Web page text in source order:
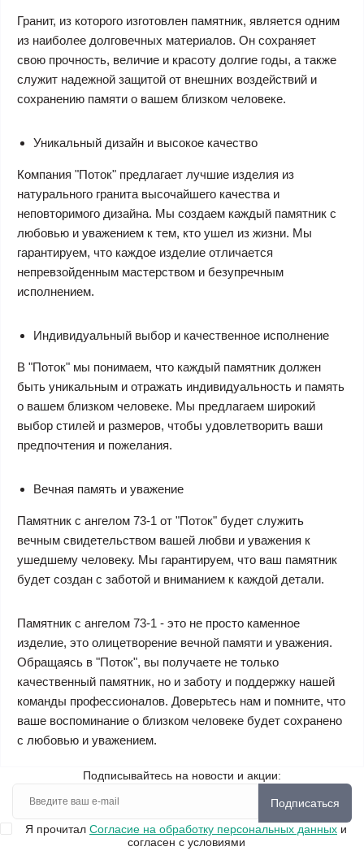
Гранит, из которого изготовлен памятник, является одним
из наиболее долговечных материалов. Он сохраняет
свою прочность, величие и красоту долгие годы, а также
служит надежной защитой от внешних воздействий и
сохранению памяти о вашем близком человеке.
Уникальный дизайн и высокое качество
Компания "Поток" предлагает лучшие изделия из
натурального гранита высочайшего качества и
неповторимого дизайна. Мы создаем каждый памятник с
любовью и уважением к тем, кто ушел из жизни. Мы
гарантируем, что каждое изделие отличается
непревзойденным мастерством и безупречным
исполнением.
Индивидуальный выбор и качественное исполнение
В "Поток" мы понимаем, что каждый памятник должен
быть уникальным и отражать индивидуальность и память
о вашем близком человеке. Мы предлагаем широкий
выбор стилей и размеров, чтобы удовлетворить ваши
предпочтения и пожелания.
Вечная память и уважение
Памятник с ангелом 73-1 от "Поток" будет служить
вечным свидетельством вашей любви и уважения к
ушедшему человеку. Мы гарантируем, что ваш памятник
будет создан с заботой и вниманием к каждой детали.
Памятник с ангелом 73-1 - это не просто каменное
изделие, это олицетворение вечной памяти и уважения.
Обращаясь в "Поток", вы получаете не только
качественный памятник, но и заботу и поддержку нашей
команды профессионалов. Доверьтесь нам и помните, что
ваше воспоминание о близком человеке будет сохранено
с любовью и уважением.
Подписывайтесь на новости и акции:
Подписаться
Я прочитал Согласие на обработку персональных данных и
согласен с условиями